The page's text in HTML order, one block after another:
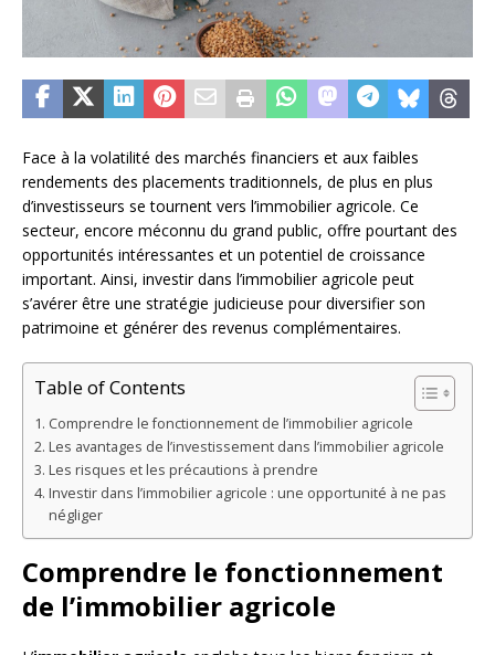
Face à la volatilité des marchés financiers et aux faibles
rendements des placements traditionnels, de plus en plus
d’investisseurs se tournent vers l’immobilier agricole. Ce
secteur, encore méconnu du grand public, offre pourtant des
opportunités intéressantes et un potentiel de croissance
important. Ainsi, investir dans l’immobilier agricole peut
s’avérer être une stratégie judicieuse pour diversifier son
patrimoine et générer des revenus complémentaires.
Table of Contents
Comprendre le fonctionnement de l’immobilier agricole
Les avantages de l’investissement dans l’immobilier agricole
Les risques et les précautions à prendre
Investir dans l’immobilier agricole : une opportunité à ne pas
négliger
Comprendre le fonctionnement
de l’immobilier agricole